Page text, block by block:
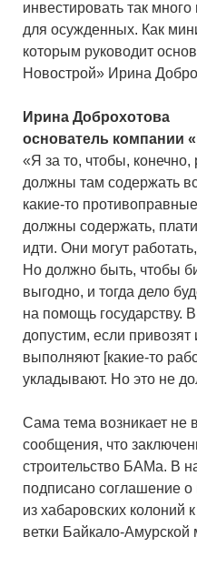
инвестировать так
для осужденных. Как
которым руководит
Новострой» Ирина
Ирина Доброхотова
основатель компании
«Я за то, чтобы,
должны там содержать
какие-то
должны содержать,
идти. Они могут
Но должно быть, чтобы
выгодно, и тогда дело
на помощь государству.
допустим, если привозят
выполняют [какие-то
укладывают. Но это не
Сама тема возникает не
сообщения, что
строительство БАМа. В
подписано соглашение
из хабаровских колоний
ветки Байкало-Амурской